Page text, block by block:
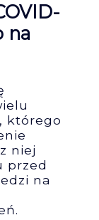
na
którego
niej
przed
na